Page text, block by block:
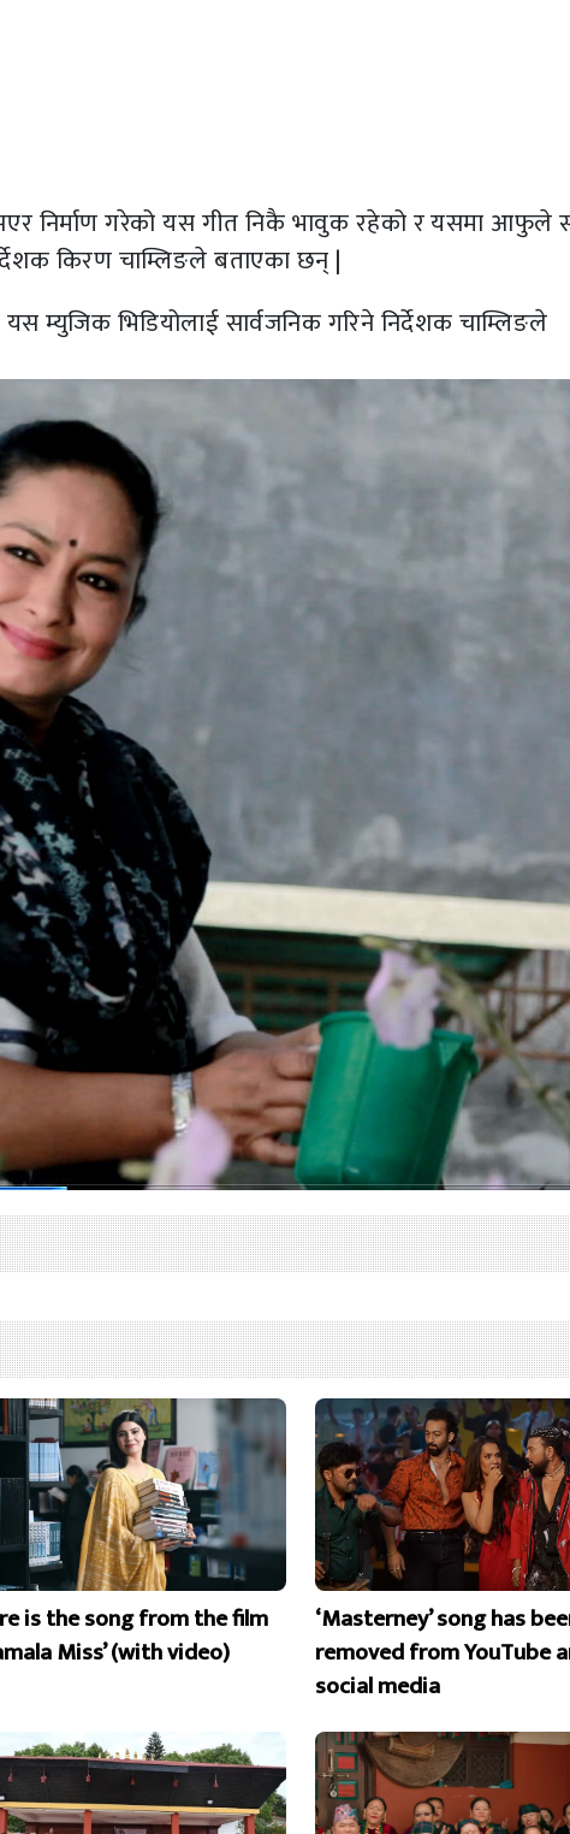
निर्माण गरेको यस गीत निकै भावुक रहेको र यसमा आफुले
किरण चाम्लिङले बताएका छन् |
म्युजिक भिडियोलाई सार्वजनिक गरिने निर्देशक चाम्लिङले
is the song from the film
Miss’ (with video)
‘Masterney’ song has
removed from YouTube
social media